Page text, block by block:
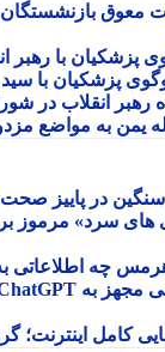
بازنشستگان
با رهبر
پزشکیان با سید
انقلاب در
به مواضع
در پاییز صحت
سرد» مرموز بر
چه اطلاعاتی
کامل اینترنت؛